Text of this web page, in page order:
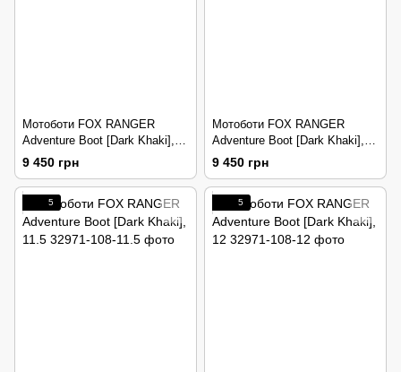
Мотоботи FOX RANGER
Adventure Boot [Dark Khaki],
10.5
9 450 грн
Мотоботи FOX RANGER
Adventure Boot [Dark Khaki],
11
9 450 грн
5 5